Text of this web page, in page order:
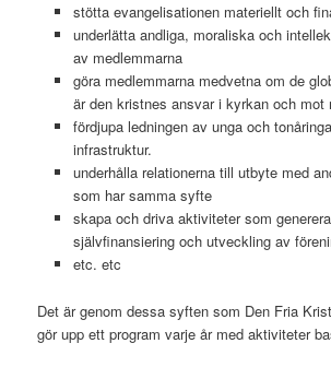
stötta evangelisationen materiellt och
underlätta andliga, moraliska och
av medlemmarna
göra medlemmarna medvetna om de
är den kristnes ansvar i kyrkan och mot
fördjupa ledningen av unga och
infrastruktur.
underhålla relationerna till utbyte med
som har samma syfte
skapa och driva aktiviteter som
självfinansiering och utveckling av
etc. etc
Det är genom dessa syften som Den Fria
gör upp ett program varje år med aktiviteter